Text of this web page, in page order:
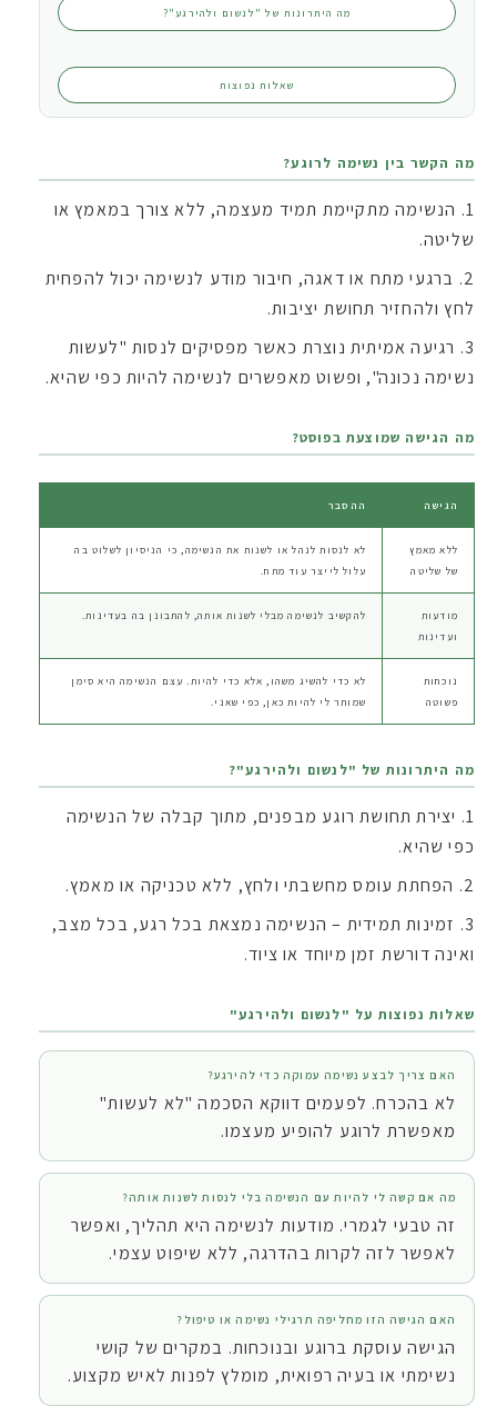
מה היתרונות של "לנשום ולהירגע"?
שאלות נפוצות
מה הקשר בין נשימה לרוגע?
הנשימה מתקיימת תמיד מעצמה, ללא צורך במאמץ או
שליטה.
ברגעי מתח או דאגה, חיבור מודע לנשימה יכול להפחית
לחץ ולהחזיר תחושת יציבות.
רגיעה אמיתית נוצרת כאשר מפסיקים לנסות "לעשות
נשימה נכונה", ופשוט מאפשרים לנשימה להיות כפי שהיא.
מה הגישה שמוצעת בפוסט?
הגישה ההסבר
ללא מאמץ
של שליטה
לא לנסות לנהל או לשנות את הנשימה, כי הניסיון לשלוט בה
עלול לייצר עוד מתח.
מודעות
ועדינות
להקשיב לנשימה מבלי לשנות אותה, להתבונן בה בעדינות.
נוכחות
פשוטה
לא כדי להשיג משהו, אלא כדי להיות. עצם הנשימה היא סימן
שמותר לי להיות כאן, כפי שאני.
מה היתרונות של "לנשום ולהירגע"?
יצירת תחושת רוגע מבפנים, מתוך קבלה של הנשימה
כפי שהיא.
הפחתת עומס מחשבתי ולחץ, ללא טכניקה או מאמץ.
זמינות תמידית – הנשימה נמצאת בכל רגע, בכל מצב,
ואינה דורשת זמן מיוחד או ציוד.
שאלות נפוצות על "לנשום ולהירגע"
האם צריך לבצע נשימה עמוקה כדי להירגע?
לא בהכרח. לפעמים דווקא הסכמה "לא לעשות"
מאפשרת לרוגע להופיע מעצמו.
מה אם קשה לי להיות עם הנשימה בלי לנסות לשנות אותה?
זה טבעי לגמרי. מודעות לנשימה היא תהליך, ואפשר
לאפשר לזה לקרות בהדרגה, ללא שיפוט עצמי.
האם הגישה הזו מחליפה תרגילי נשימה או טיפול?
הגישה עוסקת ברוגע ובנוכחות. במקרים של קושי
נשימתי או בעיה רפואית, מומלץ לפנות לאיש מקצוע.